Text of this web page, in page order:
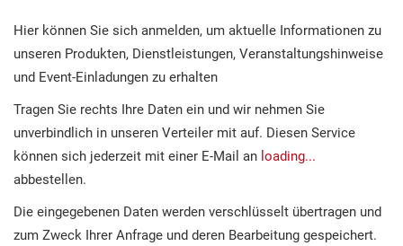
Hier können Sie sich anmelden, um aktuelle Informationen zu
unseren Produkten, Dienstleistungen, Veranstaltungshinweise
und Event-Einladungen zu erhalten
Tragen Sie rechts Ihre Daten ein und wir nehmen Sie
unverbindlich in unseren Verteiler mit auf. Diesen Service
können sich jederzeit mit einer E-Mail an loading...
abbestellen.
Die eingegebenen Daten werden verschlüsselt übertragen und
zum Zweck Ihrer Anfrage und deren Bearbeitung gespeichert.